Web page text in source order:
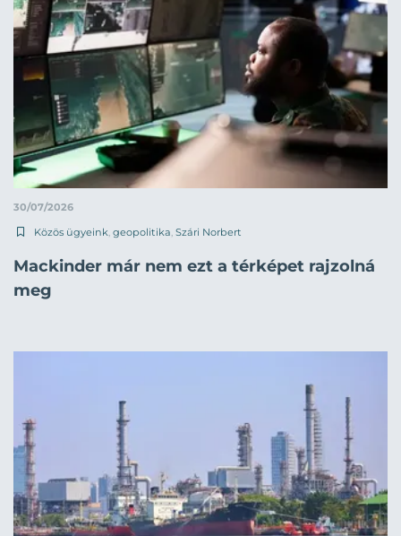
30/07/2026
Közös ügyeink, geopolitika, Szári Norbert
Mackinder már nem ezt a térképet rajzolná
meg